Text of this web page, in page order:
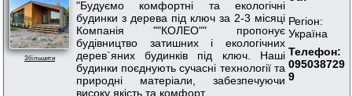
Збільшити
"Будуємо комфортні та екологічні
будинки з дерева під ключ за 2-3 місяці
Компанія ""КОЛЕО"" пропонує
будівництво затишних і екологічних
дерев`яних будинків під ключ. Наші
будинки поєднують сучасні технології та
природні матеріали, забезпечуючи
високу якість та комфорт.
Регіон:
Україна
Телефон:
095038729
9